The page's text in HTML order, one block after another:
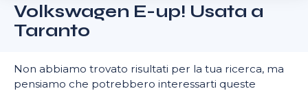
Volkswagen E-up! Usata a
Taranto
Non abbiamo trovato risultati per la tua ricerca, ma
pensiamo che potrebbero interessarti queste